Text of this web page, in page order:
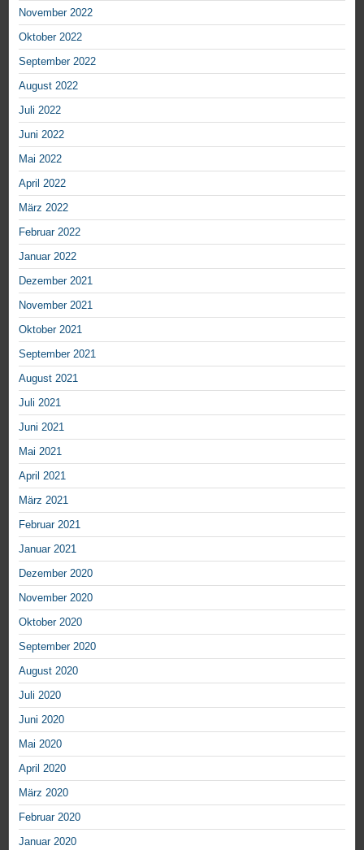
November 2022
Oktober 2022
September 2022
August 2022
Juli 2022
Juni 2022
Mai 2022
April 2022
März 2022
Februar 2022
Januar 2022
Dezember 2021
November 2021
Oktober 2021
September 2021
August 2021
Juli 2021
Juni 2021
Mai 2021
April 2021
März 2021
Februar 2021
Januar 2021
Dezember 2020
November 2020
Oktober 2020
September 2020
August 2020
Juli 2020
Juni 2020
Mai 2020
April 2020
März 2020
Februar 2020
Januar 2020